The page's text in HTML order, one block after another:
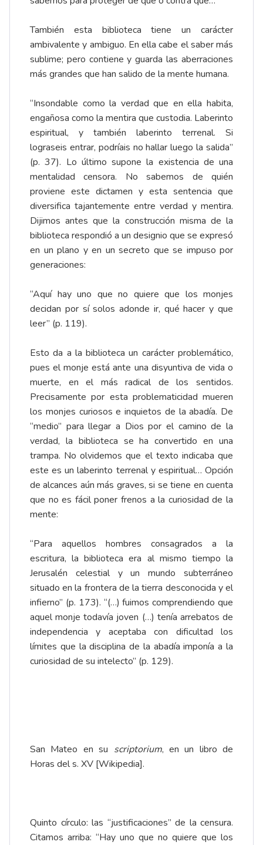
También esta biblioteca tiene un carácter
ambivalente y ambiguo. En ella cabe el saber más
sublime; pero contiene y guarda las aberraciones
más grandes que han salido de la mente humana.
“Insondable como la verdad que en ella habita,
engañosa como la mentira que custodia. Laberinto
espiritual, y también laberinto terrenal. Si
lograseis entrar, podríais no hallar luego la salida”
(p. 37). Lo último supone la existencia de una
mentalidad censora. No sabemos de quién
proviene este dictamen y esta sentencia que
diversifica tajantemente entre verdad y mentira.
Dijimos antes que la construcción misma de la
biblioteca respondió a un designio que se expresó
en un plano y en un secreto que se impuso por
generaciones:
“Aquí hay uno que no quiere que los monjes
decidan por sí solos adonde ir, qué hacer y que
leer” (p. 119).
Esto da a la biblioteca un carácter problemático,
pues el monje está ante una disyuntiva de vida o
muerte, en el más radical de los sentidos.
Precisamente por esta problematicidad mueren
los monjes curiosos e inquietos de la abadía. De
“medio” para llegar a Dios por el camino de la
verdad, la biblioteca se ha convertido en una
trampa. No olvidemos que el texto indicaba que
este es un laberinto terrenal y espiritual… Opción
de alcances aún más graves, si se tiene en cuenta
que no es fácil poner frenos a la curiosidad de la
mente:
“Para aquellos hombres consagrados a la
escritura, la biblioteca era al mismo tiempo la
Jerusalén celestial y un mundo subterráneo
situado en la frontera de la tierra desconocida y el
infierno” (p. 173). “(…) fuimos comprendiendo que
aquel monje todavía joven (…) tenía arrebatos de
independencia y aceptaba con dificultad los
límites que la disciplina de la abadía imponía a la
curiosidad de su intelecto” (p. 129).
San Mateo en su scriptorium, en un libro de
Horas del s. XV [Wikipedia].
Quinto círculo: las “justificaciones” de la censura.
Citamos arriba: “Hay uno que no quiere que los